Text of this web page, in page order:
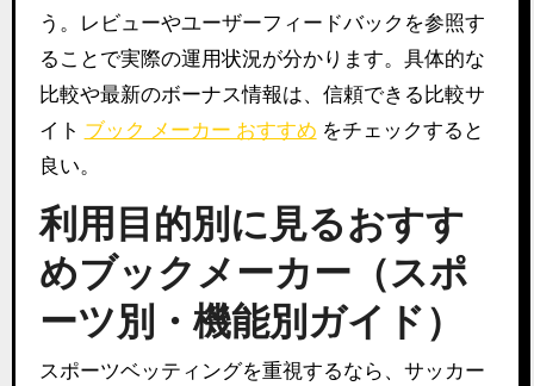
う。レビューやユーザーフィードバックを参照す
ることで実際の運用状況が分かります。具体的な
比較や最新のボーナス情報は、信頼できる比較サ
イト ブック メーカー おすすめ をチェックすると
良い。
利用目的別に見るおすす
めブックメーカー（スポ
ーツ別・機能別ガイド）
スポーツベッティングを重視するなら、サッカー